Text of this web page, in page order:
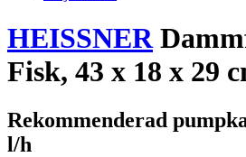
HEISSNER
Fisk, 43 x 18 x 29
Rekommenderad
l/h